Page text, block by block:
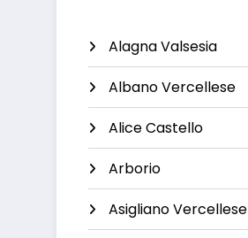
Alagna Valsesia
Albano Vercellese
Alice Castello
Arborio
Asigliano Vercellese